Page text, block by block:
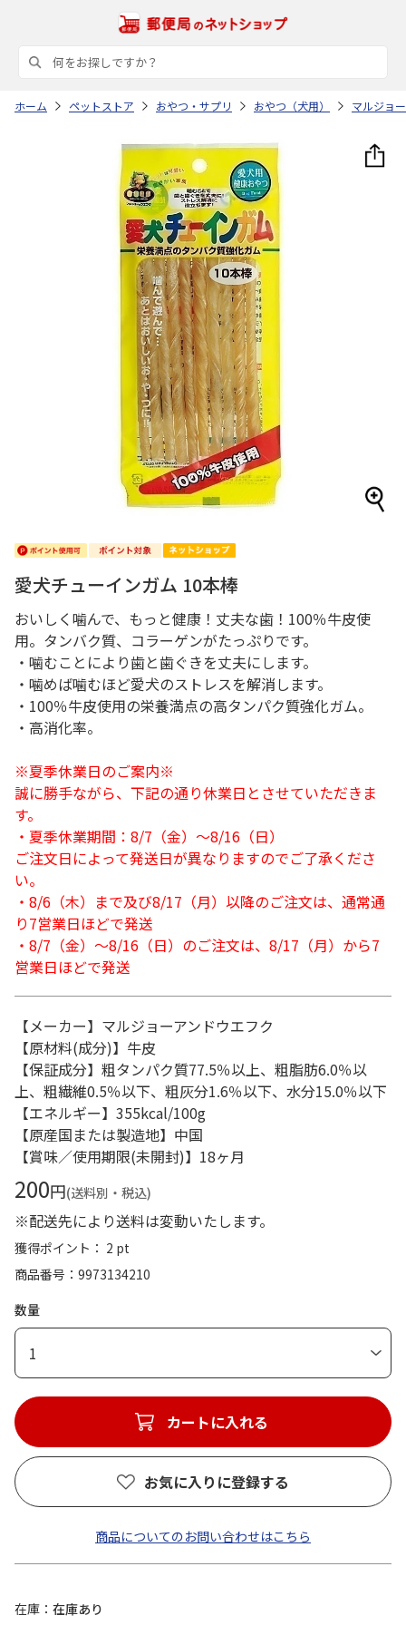
ホーム ペットストア おやつ・サプリ おやつ（犬用） マルジョ
愛犬チューインガム 10本棒
おいしく噛んで、もっと健康！丈夫な歯！100％牛皮使
用。タンバク質、コラーゲンがたっぷりです。
・噛むことにより歯と歯ぐきを丈夫にします。
・噛めば噛むほど愛犬のストレスを解消します。
・100％牛皮使用の栄養満点の高タンパク質強化ガム。
・高消化率。
※夏季休業日のご案内※
誠に勝手ながら、下記の通り休業日とさせていただきま
す。
・夏季休業期間：8/7（金）～8/16（日）
ご注文日によって発送日が異なりますのでご了承くださ
い。
・8/6（木）まで及び8/17（月）以降のご注文は、通常通
り7営業日ほどで発送
・8/7（金）～8/16（日）のご注文は、8/17（月）から7
営業日ほどで発送
【メーカー】マルジョーアンドウエフク
【原材料(成分)】牛皮
【保証成分】粗タンパク質77.5％以上、粗脂肪6.0％以
上、粗繊維0.5％以下、粗灰分1.6％以下、水分15.0％以下
【エネルギー】355kcal/100g
【原産国または製造地】中国
【賞味／使用期限(未開封)】18ヶ月
200円(送料別・税込)
※配送先により送料は変動いたします。
獲得ポイント： 2 pt
商品番号
9973134210
数量
1
カートに入れる
お気に入りに登録する
商品についてのお問い合わせはこちら
在庫 在庫あり